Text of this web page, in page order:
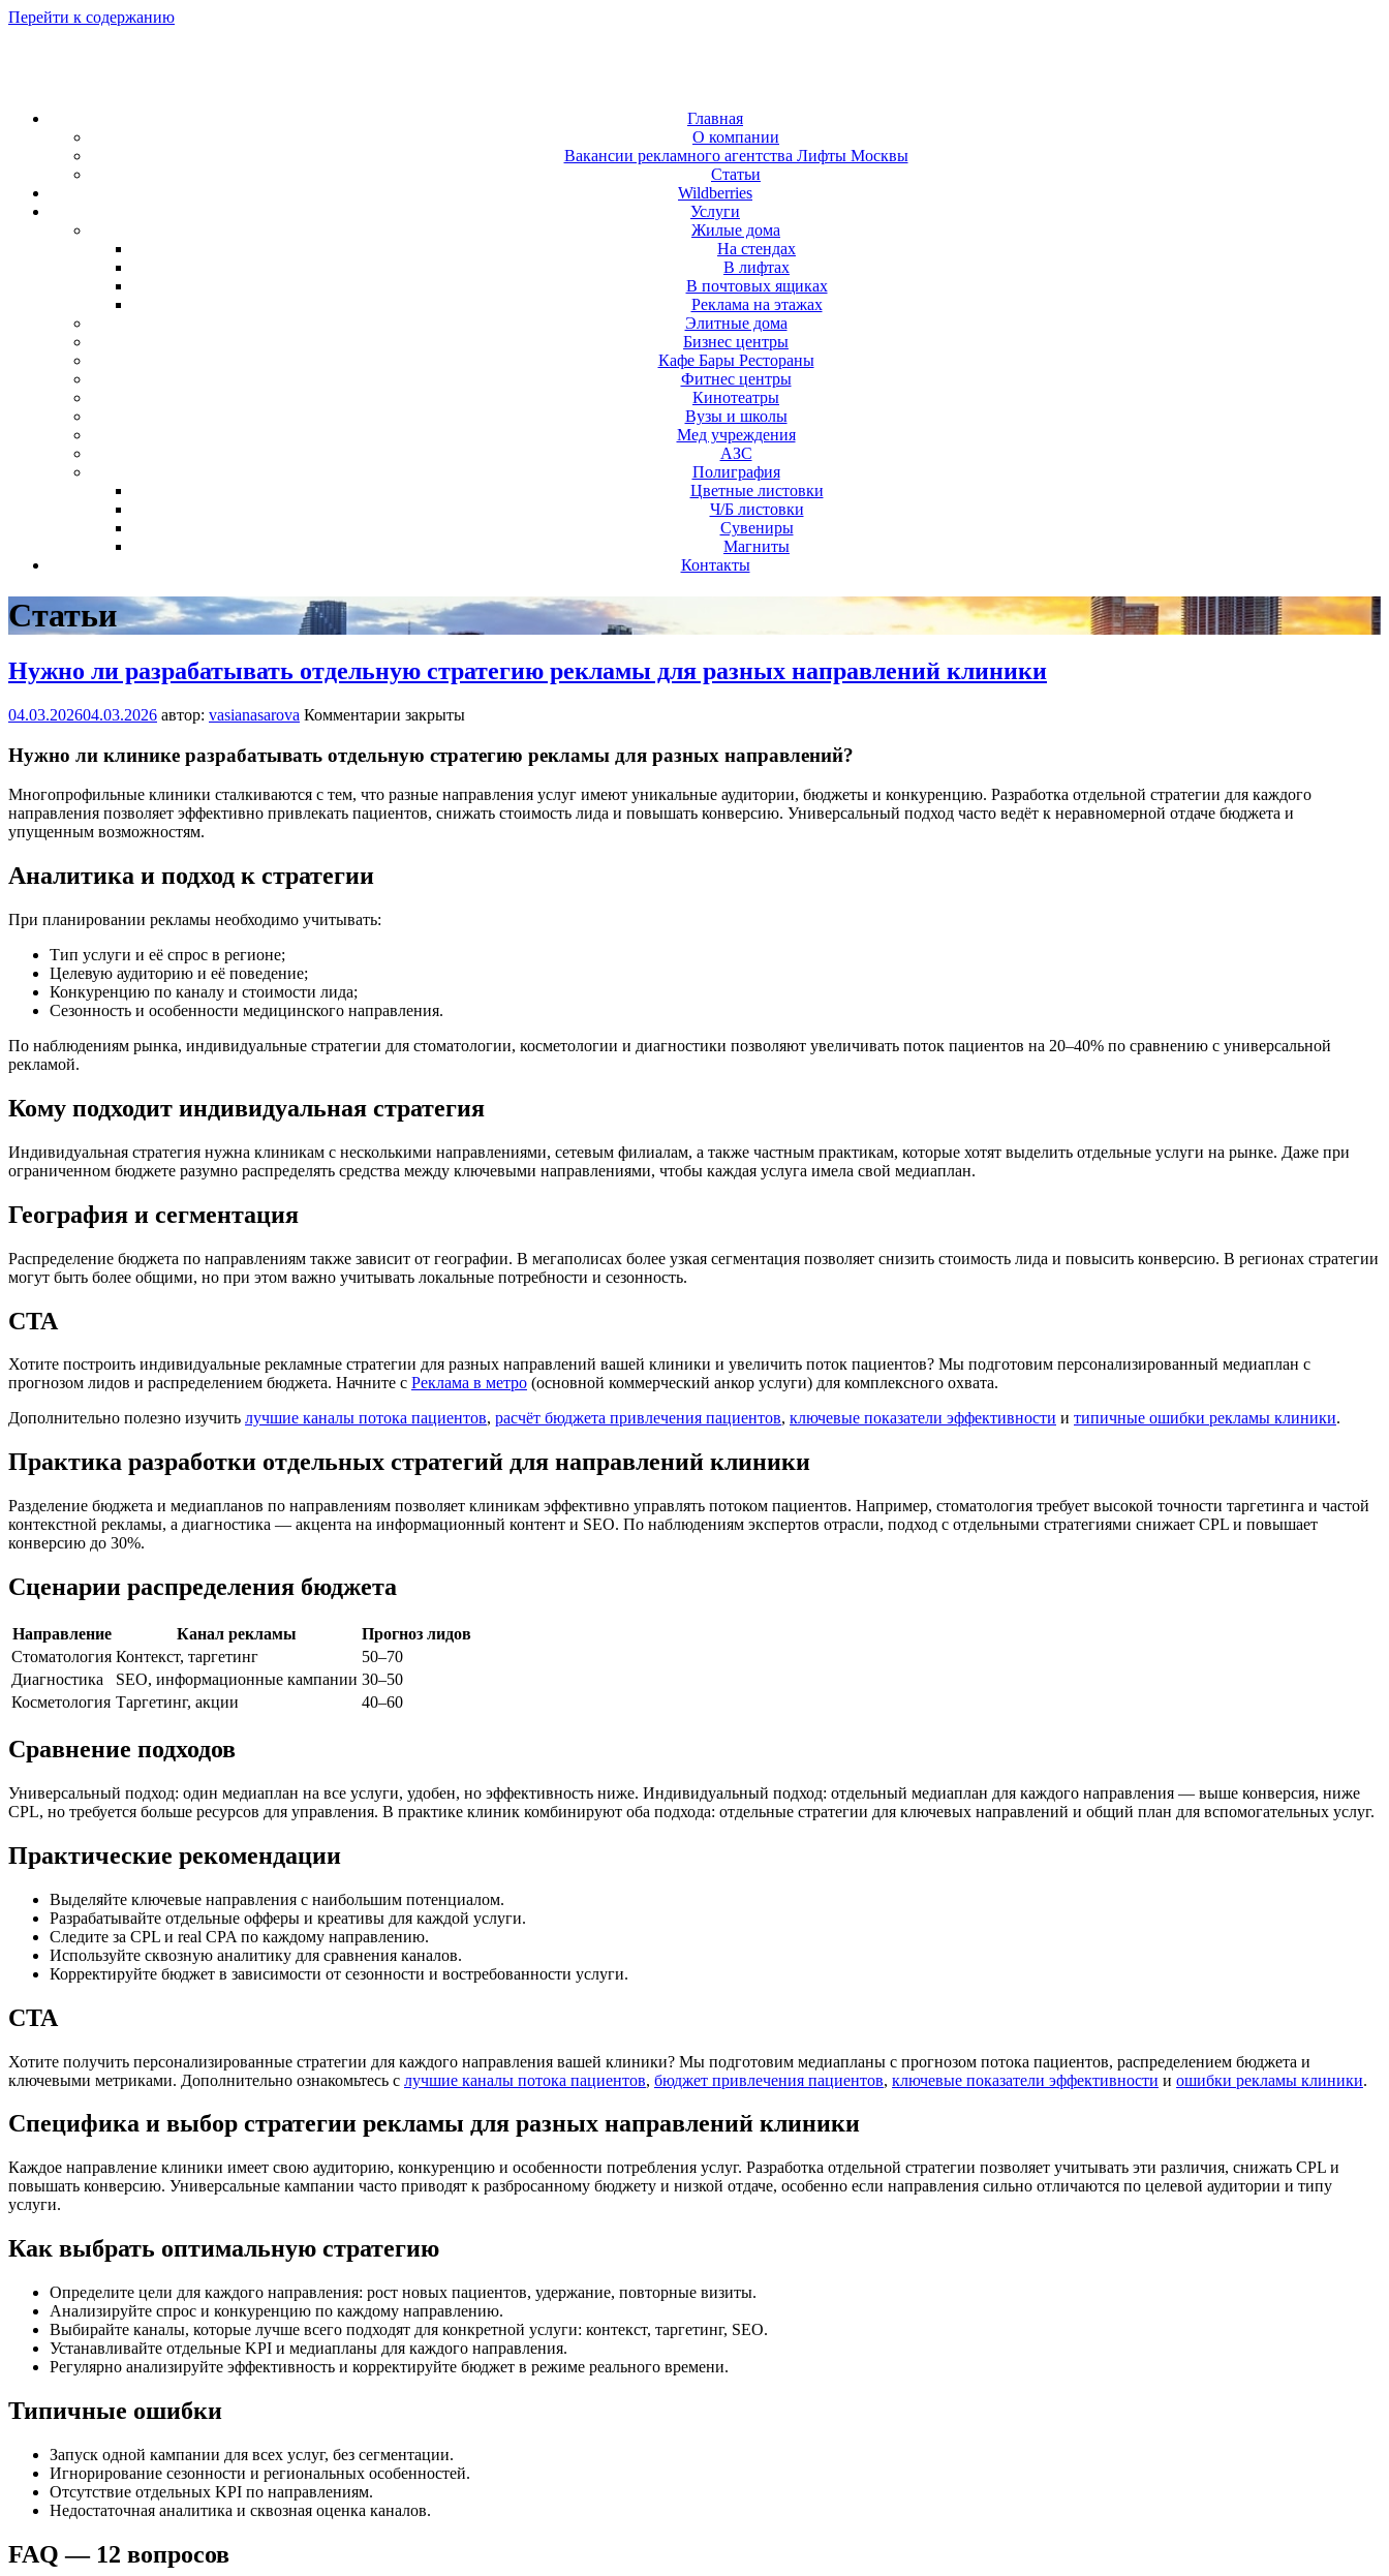
Перейти к содержанию
Главная
О компании
Вакансии рекламного агентства Лифты Москвы
Статьи
Wildberries
Услуги
Жилые дома
На стендах
В лифтах
В почтовых ящиках
Реклама на этажах
Элитные дома
Бизнес центры
Кафе Бары Рестораны
Фитнес центры
Кинотеатры
Вузы и школы
Мед учреждения
АЗС
Полиграфия
Цветные листовки
Ч/Б листовки
Сувениры
Магниты
Контакты
Статьи
Нужно ли разрабатывать отдельную стратегию рекламы для разных направлений клиники
04.03.202604.03.2026 автор: vasianasarova Комментарии закрыты
Нужно ли клинике разрабатывать отдельную стратегию рекламы для разных направлений?
Многопрофильные клиники сталкиваются с тем, что разные направления услуг имеют уникальные аудитории, бюджеты и конкуренцию. Разработка отдельной стратегии для каждого
направления позволяет эффективно привлекать пациентов, снижать стоимость лида и повышать конверсию. Универсальный подход часто ведёт к неравномерной отдаче бюджета и
упущенным возможностям.
Аналитика и подход к стратегии
При планировании рекламы необходимо учитывать:
Тип услуги и её спрос в регионе;
Целевую аудиторию и её поведение;
Конкуренцию по каналу и стоимости лида;
Сезонность и особенности медицинского направления.
По наблюдениям рынка, индивидуальные стратегии для стоматологии, косметологии и диагностики позволяют увеличивать поток пациентов на 20–40% по сравнению с универсальной
рекламой.
Кому подходит индивидуальная стратегия
Индивидуальная стратегия нужна клиникам с несколькими направлениями, сетевым филиалам, а также частным практикам, которые хотят выделить отдельные услуги на рынке. Даже при
ограниченном бюджете разумно распределять средства между ключевыми направлениями, чтобы каждая услуга имела свой медиаплан.
География и сегментация
Распределение бюджета по направлениям также зависит от географии. В мегаполисах более узкая сегментация позволяет снизить стоимость лида и повысить конверсию. В регионах стратегии
могут быть более общими, но при этом важно учитывать локальные потребности и сезонность.
CTA
Хотите построить индивидуальные рекламные стратегии для разных направлений вашей клиники и увеличить поток пациентов? Мы подготовим персонализированный медиаплан с
прогнозом лидов и распределением бюджета. Начните с Реклама в метро (основной коммерческий анкор услуги) для комплексного охвата.
Дополнительно полезно изучить лучшие каналы потока пациентов, расчёт бюджета привлечения пациентов, ключевые показатели эффективности и типичные ошибки рекламы клиники.
Практика разработки отдельных стратегий для направлений клиники
Разделение бюджета и медиапланов по направлениям позволяет клиникам эффективно управлять потоком пациентов. Например, стоматология требует высокой точности таргетинга и частой
контекстной рекламы, а диагностика — акцента на информационный контент и SEO. По наблюдениям экспертов отрасли, подход с отдельными стратегиями снижает CPL и повышает
конверсию до 30%.
Сценарии распределения бюджета
Направление Канал рекламы
Прогноз лидов
Стоматология Контекст, таргетинг
50–70
Диагностика
SEO, информационные кампании 30–50
Косметология Таргетинг, акции 40–60
Сравнение подходов
Универсальный подход: один медиаплан на все услуги, удобен, но эффективность ниже. Индивидуальный подход: отдельный медиаплан для каждого направления — выше конверсия, ниже
CPL, но требуется больше ресурсов для управления. В практике клиник комбинируют оба подхода: отдельные стратегии для ключевых направлений и общий план для вспомогательных услуг.
Практические рекомендации
Выделяйте ключевые направления с наибольшим потенциалом.
Разрабатывайте отдельные офферы и креативы для каждой услуги.
Следите за CPL и real CPA по каждому направлению.
Используйте сквозную аналитику для сравнения каналов.
Корректируйте бюджет в зависимости от сезонности и востребованности услуги.
CTA
Хотите получить персонализированные стратегии для каждого направления вашей клиники? Мы подготовим медиапланы с прогнозом потока пациентов, распределением бюджета и
ключевыми метриками. Дополнительно ознакомьтесь с лучшие каналы потока пациентов, бюджет привлечения пациентов, ключевые показатели эффективности и ошибки рекламы клиники.
Специфика и выбор стратегии рекламы для разных направлений клиники
Каждое направление клиники имеет свою аудиторию, конкуренцию и особенности потребления услуг. Разработка отдельной стратегии позволяет учитывать эти различия, снижать CPL и
повышать конверсию. Универсальные кампании часто приводят к разбросанному бюджету и низкой отдаче, особенно если направления сильно отличаются по целевой аудитории и типу
услуги.
Как выбрать оптимальную стратегию
Определите цели для каждого направления: рост новых пациентов, удержание, повторные визиты.
Анализируйте спрос и конкуренцию по каждому направлению.
Выбирайте каналы, которые лучше всего подходят для конкретной услуги: контекст, таргетинг, SEO.
Устанавливайте отдельные KPI и медиапланы для каждого направления.
Регулярно анализируйте эффективность и корректируйте бюджет в режиме реального времени.
Типичные ошибки
Запуск одной кампании для всех услуг, без сегментации.
Игнорирование сезонности и региональных особенностей.
Отсутствие отдельных KPI по направлениям.
Недостаточная аналитика и сквозная оценка каналов.
FAQ — 12 вопросов